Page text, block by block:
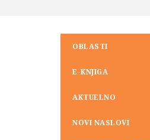
OBLASTI
E-KNJIGA
AKTUELNO
NOVI NASLOVI